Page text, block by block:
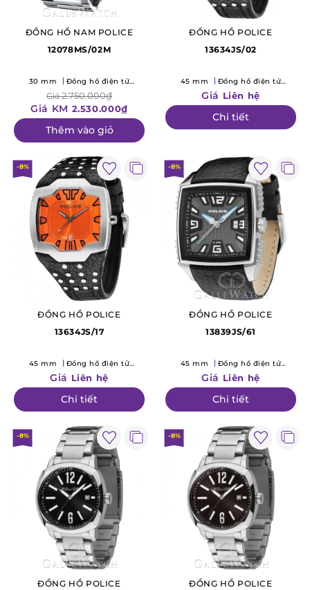
ĐỒNG HỒ NAM POLICE
12078MS/02M
30 mm
Đồng hồ điện tử
Giá2.750.000₫
Giá KM 2.530.000₫
Thêm vào giỏ
ĐỒNG HỒ POLICE
13634JS/02
45 mm
Đồng hồ điện tử
(Quartz)
Giá Liên hệ
Chi tiết
-8%
ĐỒNG HỒ POLICE
13634JS/17
45 mm
Đồng hồ điện tử
(Quartz)
Giá Liên hệ
Chi tiết
-8%
ĐỒNG HỒ POLICE
13839JS/61
45 mm
Đồng hồ điện tử
(Quartz)
Giá Liên hệ
Chi tiết
-8%
ĐỒNG HỒ POLICE
-8%
ĐỒNG HỒ POLICE